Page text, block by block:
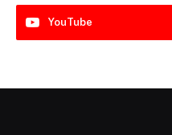
YouTube